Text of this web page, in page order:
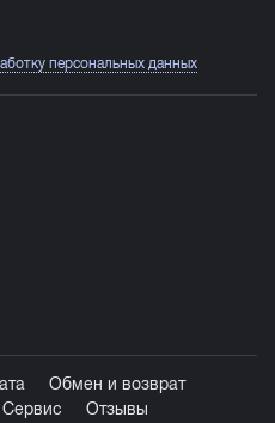
персональных данных
Обмен и возврат
Сервис
Отзывы